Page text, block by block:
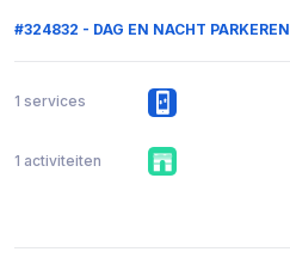
#324832 - DAG EN NACHT PARKEREN
1 services
1 activiteiten